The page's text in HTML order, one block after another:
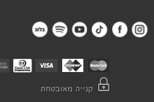
קנייה מאובטחת